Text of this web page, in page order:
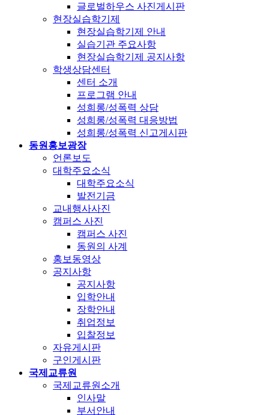
글로벌하우스 사진게시판
현장실습학기제
현장실습학기제 안내
실습기관 주요사항
현장실습학기제 공지사항
학생상담센터
센터 소개
프로그램 안내
성희롱/성폭력 상담
성희롱/성폭력 대응방법
성희롱/성폭력 신고게시판
동원홍보광장
언론보도
대학주요소식
대학주요소식
발전기금
교내행사사진
캠퍼스 사진
캠퍼스 사진
동원의 사계
홍보동영상
공지사항
공지사항
입학안내
장학안내
취업정보
입찰정보
자유게시판
구인게시판
국제교류원
국제교류원소개
인사말
부서안내